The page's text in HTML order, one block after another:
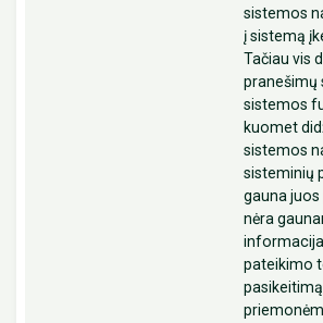
sistemos
į sistemą
Tačiau vis
pranešimų
sistemos
kuomet
sistemos
sisteminių
gauna juos
nėra
pateikimo